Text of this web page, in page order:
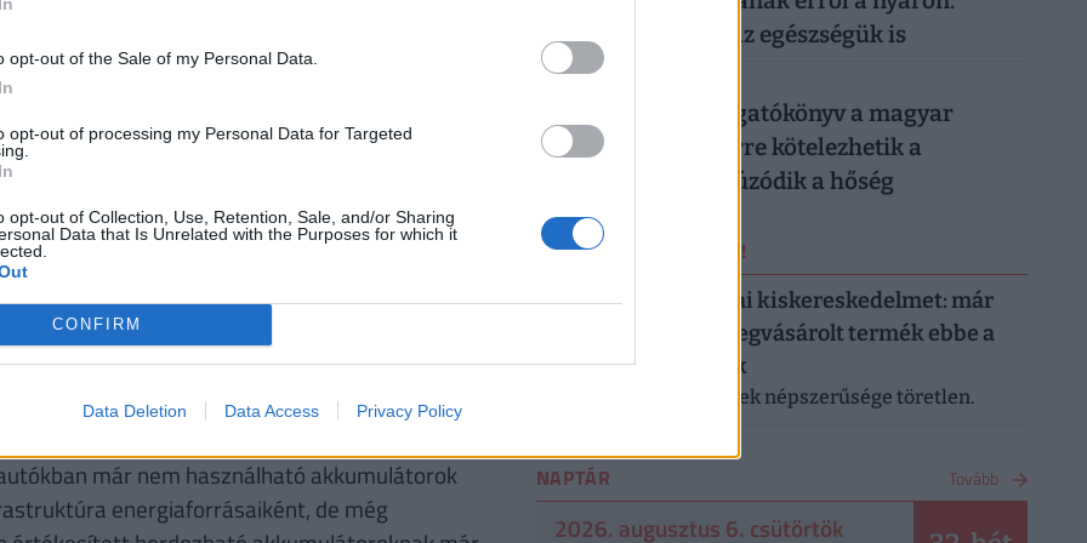
opt-out of the Sale of my Personal Data.
opt-out of processing my Personal Data for Targeted
opt-out of Collection, Use, Retention, Sale, and/or Sharing
Data that Is Unrelated with the Purposes for which it
CONFIRM
Data Deletion Data Access Privacy Policy
védhetjük ki egy ilyen megtakarítással pénzünk
a cikkben, illetve a Pénzcentrum
bizalmatlanok, mert félnek, hogy a bérelt
autók nem is jelennek meg
látszik, hogy hány kilométer „van még
így olyat is választhatunk, amellyel akár egy
az elektromos autók akkumulátorai vajon
pakkok kimerülésük után hulladékként
fejlődés tapasztalható. Egyrészt a
már nem használható akkumulátorok
energiaforrásaiként, de még
könnyen rámehet az egészségük is
Készül a válságforgatókönyv a magyar
munkahelyeken: erre kötelezhetik a
dolgozókat, ha elhúzódik a hőség
ERRŐL NE MARADJ LE!
Letarolták az európai kiskereskedelmet: már
minden második megvásárolt termék ebbe a
kategóriába tartozik
A saját márkás termékek népszerűsége töretlen.
NAPTÁR Tovább
2026. augusztus 6. csütörtök